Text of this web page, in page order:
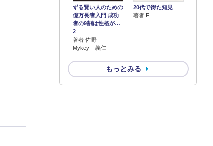
ずる賢い人のための
億万長者入門 成功
者の9割は性格が…
2
著者 佐野
Mykey 義仁
20代で得た知見
著者 F
もっとみる